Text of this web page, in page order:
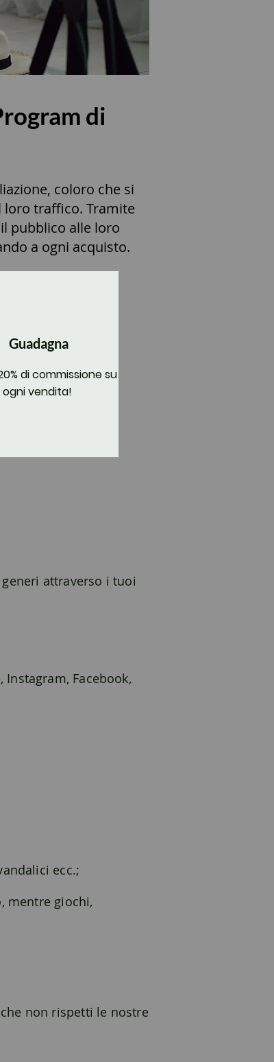
di
coloro che si
loro traffico. Tramite
pubblico alle loro
a ogni acquisto.
Guadagna
di commissione su
ogni vendita!
attraverso i tuoi
Facebook,
ecc.;
mentre giochi,
non rispetti le nostre